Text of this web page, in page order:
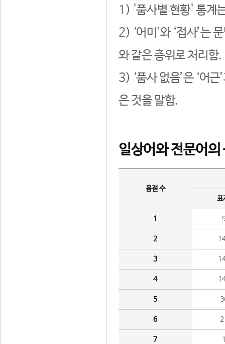
1) '품사별 현황' 통계
2) ‘어미’와 ‘접사’는
와 같은 층위로 처리함.
3) ‘품사 없음’은 ‘어
은 것을 말함.
일상어와 전문어의
음절 수
표
1
2
3
4
5
6
7